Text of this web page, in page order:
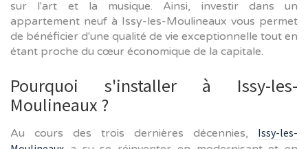
sur l'art et la musique. Ainsi, investir dans un
appartement neuf à Issy-les-Moulineaux vous permet
de bénéficier d'une qualité de vie exceptionnelle tout en
étant proche du cœur économique de la capitale.
Pourquoi s'installer à Issy-les-
Moulineaux ?
Au cours des trois dernières décennies, Issy-les-